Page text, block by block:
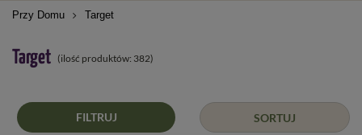
Przy Domu Target
Target (ilość produktów: 382)
SORTUJ
FILTRUJ